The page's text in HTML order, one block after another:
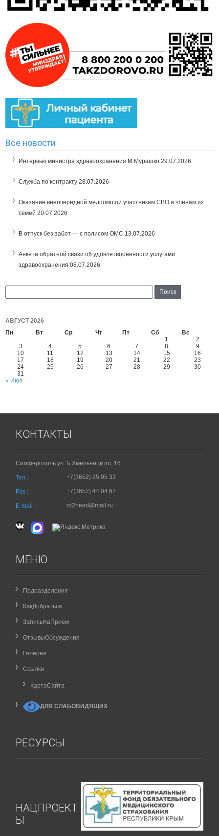
Все новости
Интервью министра здравоохранения М.Мурашко 29.07.2026
Служба по контракту 28.07.2026
Оказание внеочередной медпомощи участникам СВО и членам их
семей 20.07.2026
В отпуск без забот — с полисом ОМС 13.07.2026
Анкета обратной связи об удовлетворенности услугами
здравоохранения 08.07.2026
АВГУСТ 2026
Пн
Вт Ср Чт Пт Сб
Вс
1
2
3
4 5 6 7 8
9
10
11 12 13 14 15
16
17
18 19 20 21 22
23
24
25 26 27 28 29
30
31
« Июл
КОНТАКТЫ
Симферополь ул. Б.Хмельницкого, 16
Тел : +7(3652) 25 05 33
Fax : +7(3652) 44 04 62
E-mail : rd2head@mail.ru
МЕНЮ
Подразделения
КакДобраться
ЗаписьНаПрием
ОтзывыОбсуждения
Галерея
Ссылки
КартаCайта
ДЛЯ СЛАБОВИДЯЩИХ
РЕСУРСЫ
НАЦПРОЕКТ
Ы